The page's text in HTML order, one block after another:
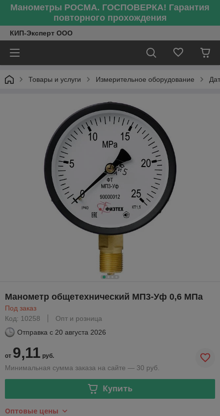
Манометры РОСМА. ГОСПОВЕРКА! Гарантия
повторного прохождения
КИП-Эксперт ООО
Товары и услуги Измерительное оборудование
Манометр общетехнический МП3-Уф 0,6 МПа
Под заказ
Код: 10258
Опт и розница
Отправка с 20 августа 2026
от 9,11 руб.
Минимальная сумма заказа на сайте — 30 руб.
Купить
Оптовые цены